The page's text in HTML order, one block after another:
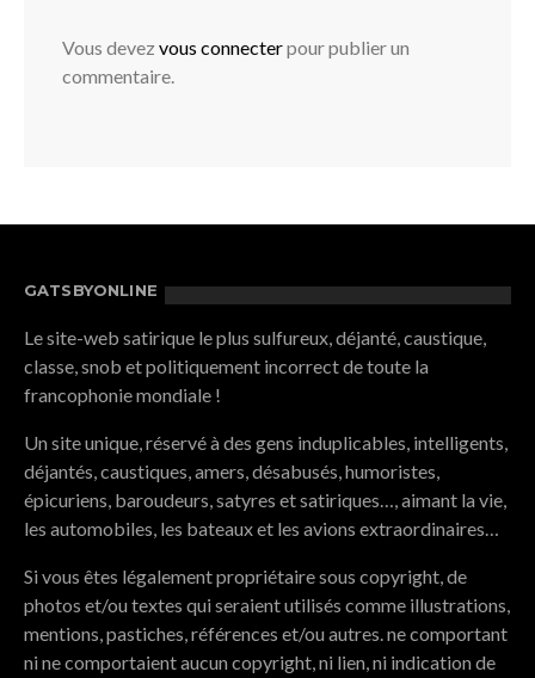
Vous devez vous connecterpour publier un
commentaire.
GATSBYONLINE
Le site-web satirique le plus sulfureux, déjanté, caustique,
classe, snob et politiquement incorrect de toute la
francophonie mondiale !
Un site unique, réservé à des gens induplicables, intelligents,
déjantés, caustiques, amers, désabusés, humoristes,
épicuriens, baroudeurs, satyres et satiriques…, aimant la vie,
les automobiles, les bateaux et les avions extraordinaires…
Si vous êtes légalement propriétaire sous copyright, de
photos et/ou textes qui seraient utilisés comme illustrations,
mentions, pastiches, références et/ou autres. ne comportant
ni ne comportaient aucun copyright, ni lien, ni indication de